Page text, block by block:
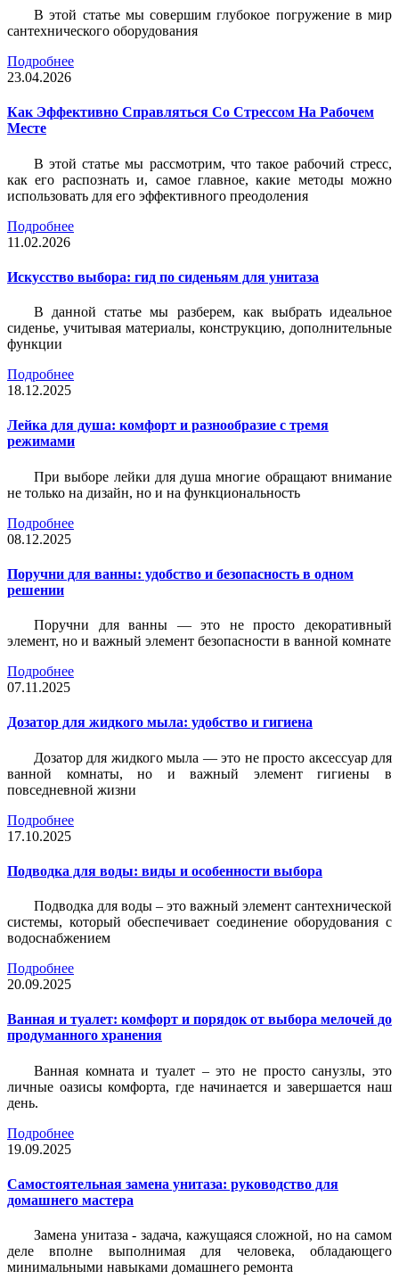
В этой статье мы совершим глубокое погружение в мир
сантехнического оборудования
Подробнее
23.04.2026
Как Эффективно Справляться Со Стрессом На Рабочем
Месте
В этой статье мы рассмотрим, что такое рабочий стресс,
как его распознать и, самое главное, какие методы можно
использовать для его эффективного преодоления
Подробнее
11.02.2026
Искусство выбора: гид по сиденьям для унитаза
В данной статье мы разберем, как выбрать идеальное
сиденье, учитывая материалы, конструкцию, дополнительные
функции
Подробнее
18.12.2025
Лейка для душа: комфорт и разнообразие с тремя
режимами
При выборе лейки для душа многие обращают внимание
не только на дизайн, но и на функциональность
Подробнее
08.12.2025
Поручни для ванны: удобство и безопасность в одном
решении
Поручни для ванны — это не просто декоративный
элемент, но и важный элемент безопасности в ванной комнате
Подробнее
07.11.2025
Дозатор для жидкого мыла: удобство и гигиена
Дозатор для жидкого мыла — это не просто аксессуар для
ванной комнаты, но и важный элемент гигиены в
повседневной жизни
Подробнее
17.10.2025
Подводка для воды: виды и особенности выбора
Подводка для воды – это важный элемент сантехнической
системы, который обеспечивает соединение оборудования с
водоснабжением
Подробнее
20.09.2025
Ванная и туалет: комфорт и порядок от выбора мелочей до
продуманного хранения
Ванная комната и туалет – это не просто санузлы, это
личные оазисы комфорта, где начинается и завершается наш
день.
Подробнее
19.09.2025
Самостоятельная замена унитаза: руководство для
домашнего мастера
Замена унитаза - задача, кажущаяся сложной, но на самом
деле вполне выполнимая для человека, обладающего
минимальными навыками домашнего ремонта